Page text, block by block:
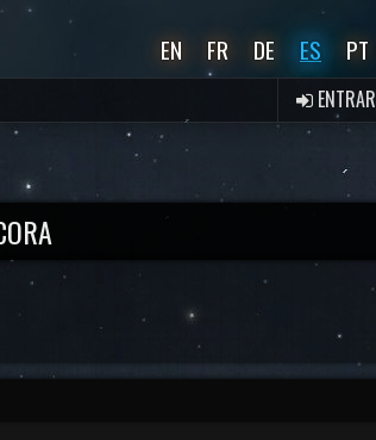
EN FR DE ES PT
ENTRAR